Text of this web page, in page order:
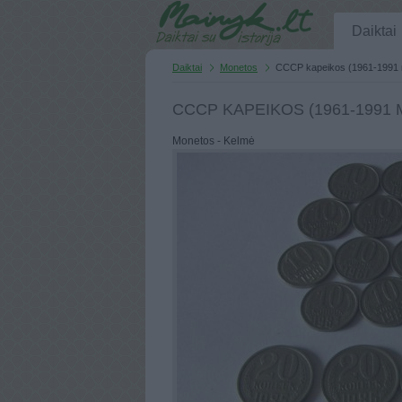
Daiktai
Daiktai Monetos CCCP kapeikos (1961-1991
CCCP KAPEIKOS (1961-1991
Monetos - Kelmė